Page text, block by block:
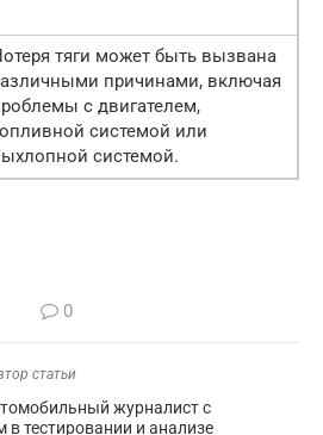
тяги может быть вызвана
причинами, включая
с двигателем,
системой или
системой.
0
статьи
журналист с
тестировании и анализе